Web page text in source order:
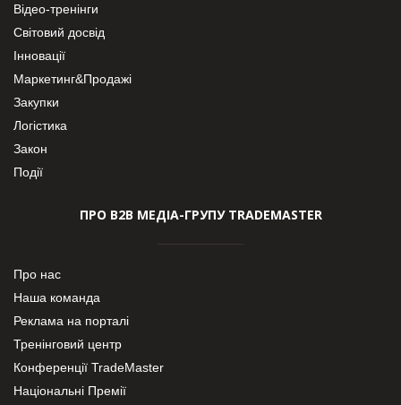
Відео-тренінги
Світовий досвід
Інновації
Маркетинг&Продажі
Закупки
Логістика
Закон
Події
ПРО В2В МЕДІА-ГРУПУ TRADEMASTER
Про нас
Наша команда
Реклама на порталі
Тренінговий центр
Конференції TradeMaster
Національні Премії